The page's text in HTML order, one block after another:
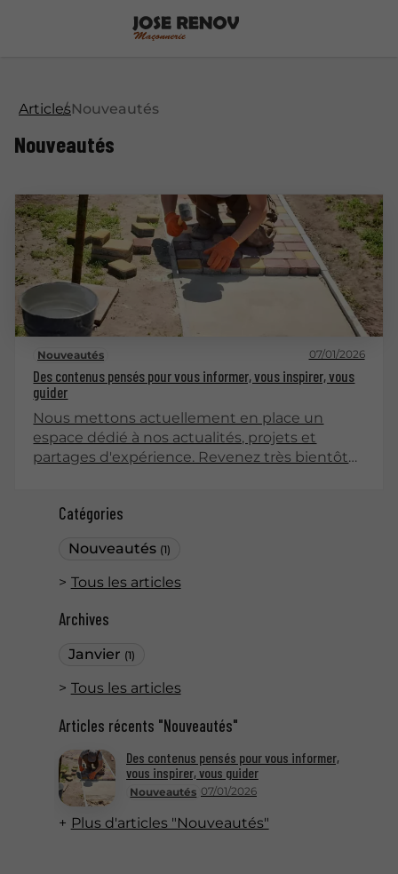
Catégories
Nouveautés (1)
Tous les articles
Archives
Janvier (1)
Tous les articles
Articles récents "Nouveautés"
Nouveautés 07/01/2026
Des contenus pensés pour vous informer,
vous inspirer, vous guider
Plus d'articles "Nouveautés"
ArticlesNouveautés
Nouveautés
Nouveautés 07/01/2026
Des contenus pensés pour vous informer, vous inspirer, vous
guider
Nous mettons actuellement en place un
espace dédié à nos actualités, projets et
partages d'expérience. Revenez très bientôt